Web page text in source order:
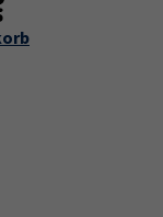
"Über uns"
Submenu for